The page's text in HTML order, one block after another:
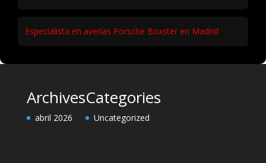
Especialista en averías Porsche Boxster en Madrid
Archives
abril 2026
Categories
Uncategorized